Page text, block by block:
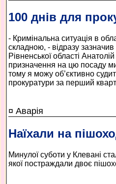
100 днів для
- Кримінальна ситуація в
складною, - відразу зазначив
Рівненської області
призначення на цю посаду
тому я можу об’єктивно
прокуратури за перший
¤ Аварія
Наїхали на
Минулої суботи у Клевані
якої постраждали двоє